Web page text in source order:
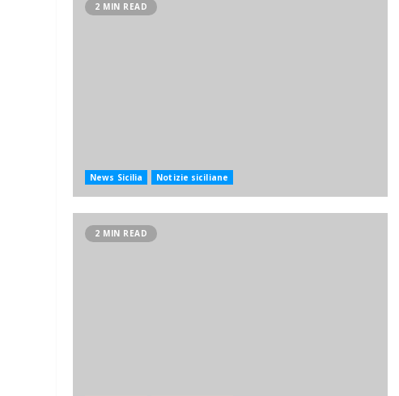
2 MIN READ
News Sicilia Notizie siciliane
2 MIN READ